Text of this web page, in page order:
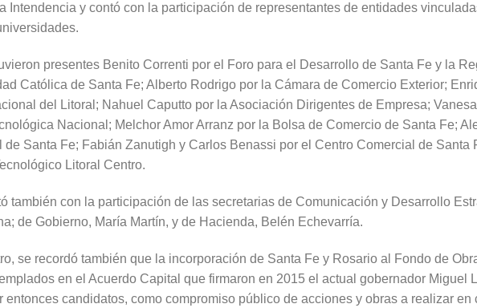
Intendencia y contó con la participación de representantes de entidades
presentes Benito Correnti por el Foro para el Desarrollo de Santa Fe y la
Católica de Santa Fe; Alberto Rodrigo por la Cámara de Comercio Exterior;
del Litoral; Nahuel Caputto por la Asociación Dirigentes de Empresa;
Nacional; Melchor Amor Arranz por la Bolsa de Comercio de Santa Fe;
de Santa Fe; Fabián Zanutigh y Carlos Benassi por el Centro Comercial de Santa
Litoral Centro.
también con la participación de las secretarias de Comunicación y Desarrollo
de Gobierno, María Martín, y de Hacienda, Belén Echevarría.
se recordó también que la incorporación de Santa Fe y Rosario al Fondo de
en el Acuerdo Capital que firmaron en 2015 el actual gobernador Miguel
entonces candidatos, como compromiso público de acciones y obras a realizar en